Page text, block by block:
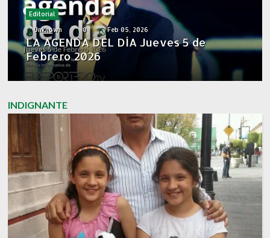
Editorial
Unknown 0 Feb 05, 2026
LA AGENDA DEL DÍA Jueves 5 de
Febrero 2026
INDIGNANTE